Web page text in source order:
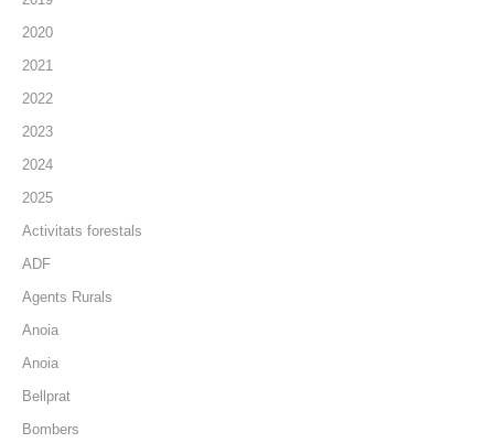
2020
2021
2022
2023
2024
2025
Activitats forestals
ADF
Agents Rurals
Anoia
Anoia
Bellprat
Bombers